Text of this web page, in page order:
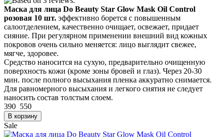
Маска для лица Do Beauty Star Glow Mask Oil Control
розовая 10 шт. эффективно борется с повышенным
салоотделением, качественно очищает, освежает, придает
сияние. При регулярном применении внешний вид кожных
покровов очень сильно меняется: лицо выглядит свежее,
мягче, здоровее.
Средство наносится на сухую, предварительно очищенную
поверхность кожи (кроме зоны бровей и глаз). Через 20-30
мин. после полного высыхания пленка аккуратно снимается.
Для равномерного высыхания и легкого снятия не следует
наносить состав толстым слоем.
390 550
Sale